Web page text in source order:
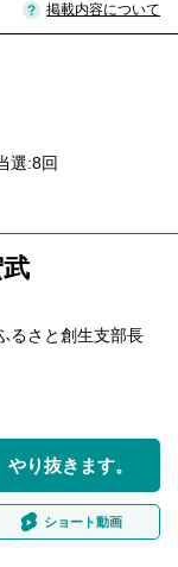
掲載内容について
選:8回
るさと創生支部長
り抜きます。
ショート動画